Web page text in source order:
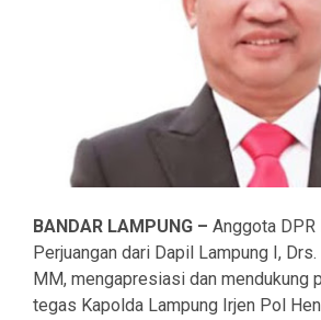
BANDAR LAMPUNG – Anggota DPR
Perjuangan dari Dapil Lampung I,
MM, mengapresiasi dan mendukung
tegas Kapolda Lampung Irjen Pol